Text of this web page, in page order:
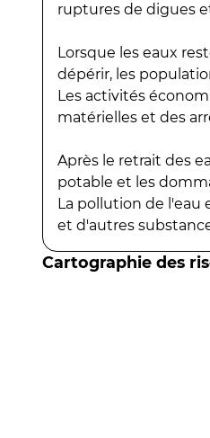
ruptures de digues
Lorsque les eaux
dépérir, les
Les activités
matérielles et des
Après le retrait des
potable et les
La pollution de l'eau
et d'autres
Cartographie des